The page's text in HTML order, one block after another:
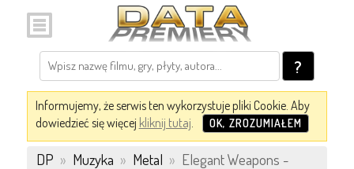
?
Informujemy, że serwis ten wykorzystuje pliki Cookie. Aby
dowiedzieć się więcej kliknij tutaj. OK, ZROZUMIAŁEM
DP » Muzyka » Metal » Elegant Weapons -